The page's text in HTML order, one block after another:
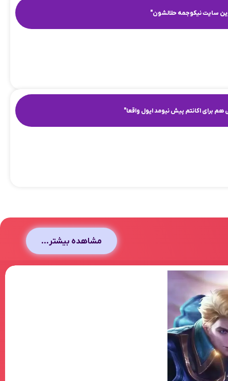
سایت نیکوجمه حلالشون"
مشاهده بیشتر...